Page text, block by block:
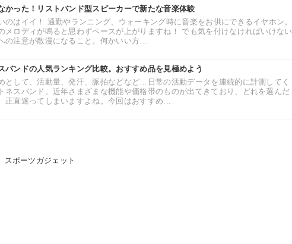
かった！リストバンド型スピーカーで新たな音楽体験
のはイイ！ 通勤やランニング、ウォーキング時に音楽をお供にできるイヤホン。
メロディが鳴ると思わずペースが上がりますね！ でも気を付けなければいけない
の注意が散漫になること。何かいい方...
バンドの人気ランキング比較。おすすめ品を見極めよう
として、活動量、発汗、脈拍などなど…日常の活動データを連続的に計測してく
ネスバンド。近年さまざまな機能や価格帯のものが出てきており、どれを選んだ
正直迷ってしまいますよね。今回はおすすめ...
スポーツガジェット